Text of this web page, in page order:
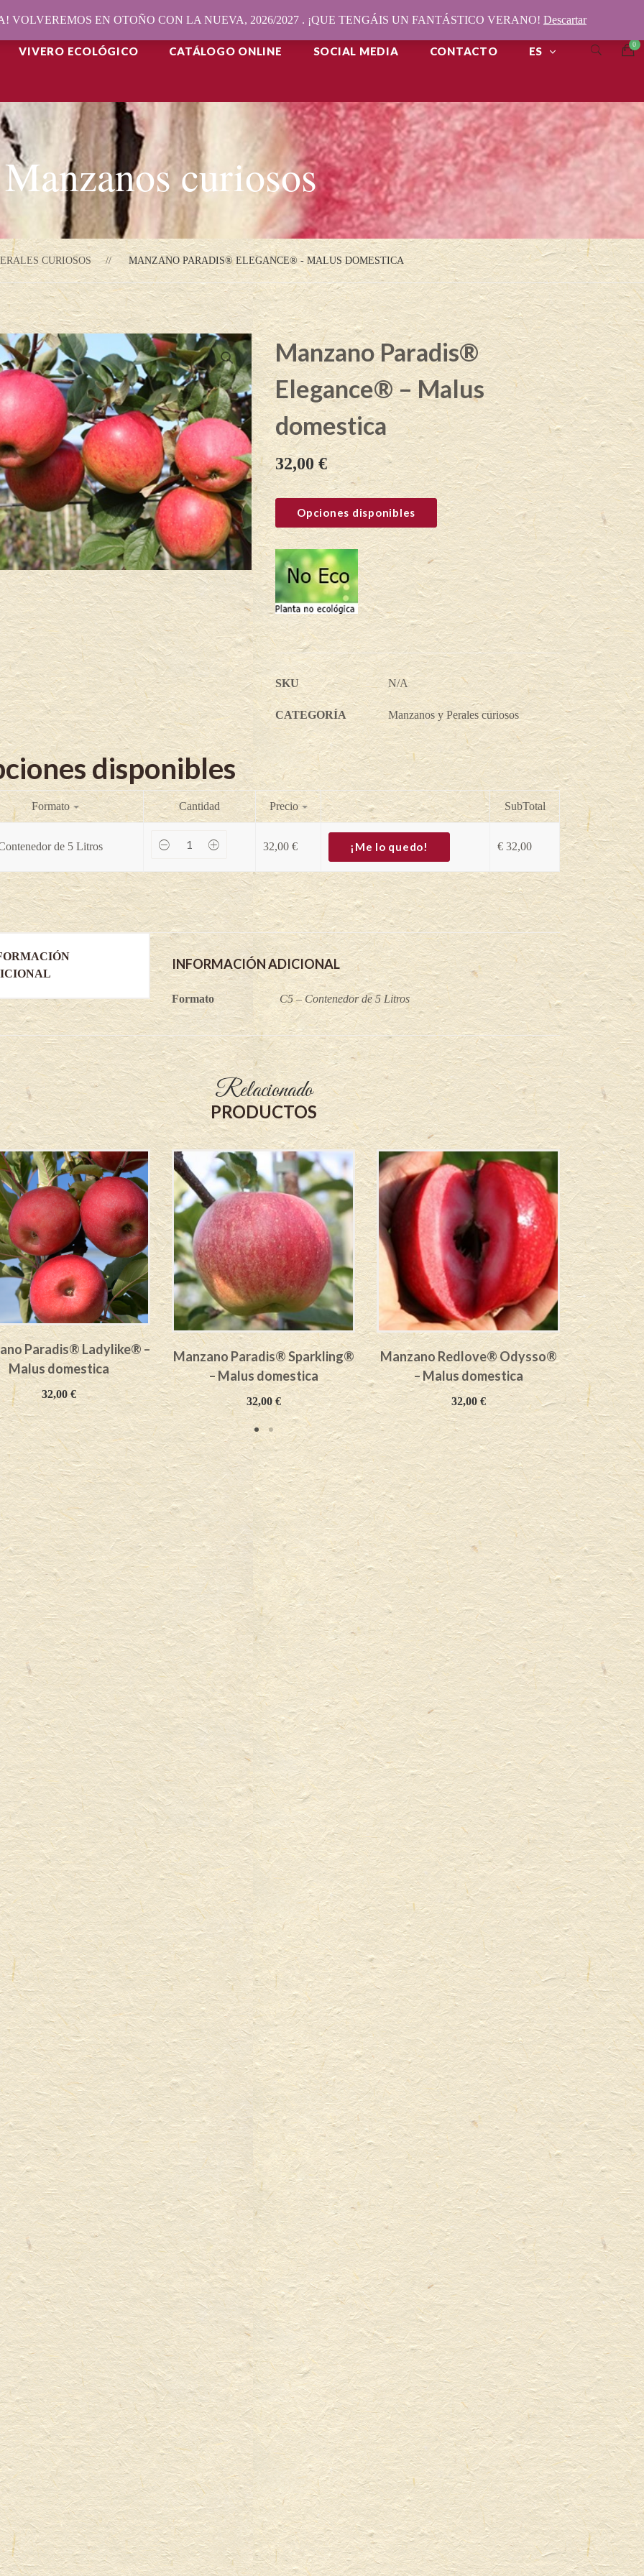
VIVERO ECOLÓGICO CATÁLOGO ONLINE SOCIAL MEDIA CONTACTO ES
Manzanos curiosos
CURIOSOS MANZANO PARADIS® ELEGANCE® - MALUS DOMESTICA
Manzano Paradis®
Elegance® – Malus
domestica
32,00€
Opciones disponibles
SKU N/A
CATEGORÍA Manzanos y Perales curiosos
disponibles
Formato Cantidad Precio SubTotal
de 5 Litros
Manzano
Paradis®
Malus
domestica
quantity
32,00 € ¡Me lo quedo! € 32,00
INFORMACIÓN ADICIONAL
Formato C5 – Contenedor de 5 Litros
Relacionado
PRODUCTOS
Paradis® Ladylike® –
Malus domestica
32,00€
Manzano Paradis® Sparkling®
– Malus domestica
32,00 €
Manzano Redlove® Odysso®
– Malus domestica
32,00 €
Peral
Kent®
VOLVEREMOS EN OTOÑO CON LA NUEVA, 2026/2027 . ¡QUE TENGÁIS UN FANTÁSTICO VERANO! Descartar